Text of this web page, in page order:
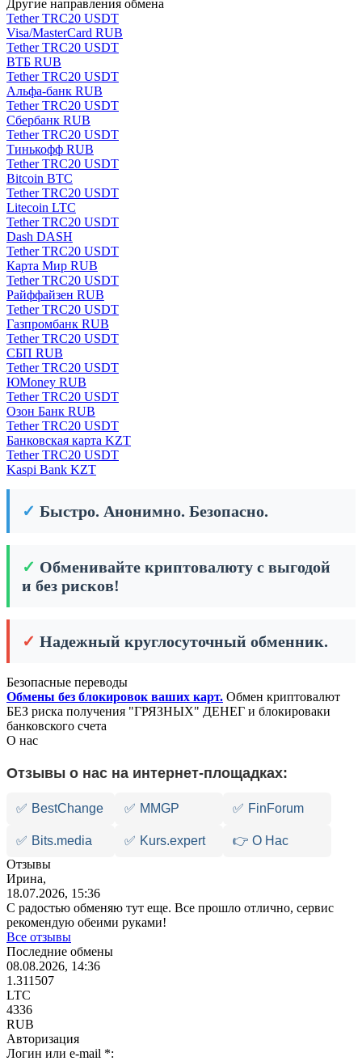
Другие направления обмена
Tether TRC20 USDT
Visa/MasterCard RUB
Tether TRC20 USDT
ВТБ RUB
Tether TRC20 USDT
Альфа-банк RUB
Tether TRC20 USDT
Сбербанк RUB
Tether TRC20 USDT
Тинькофф RUB
Tether TRC20 USDT
Bitcoin BTC
Tether TRC20 USDT
Litecoin LTC
Tether TRC20 USDT
Dash DASH
Tether TRC20 USDT
Карта Мир RUB
Tether TRC20 USDT
Райффайзен RUB
Tether TRC20 USDT
Газпромбанк RUB
Tether TRC20 USDT
СБП RUB
Tether TRC20 USDT
ЮMoney RUB
Tether TRC20 USDT
Озон Банк RUB
Tether TRC20 USDT
Банковская карта KZT
Tether TRC20 USDT
Kaspi Bank KZT
✓ Быстро. Анонимно. Безопасно.
✓ Обменивайте криптовалюту с выгодой
и без рисков!
✓ Надежный круглосуточный обменник.
Безопасные переводы
Обмены без блокировок ваших карт. Обмен криптовалют
БЕЗ риска получения "ГРЯЗНЫХ" ДЕНЕГ и блокироваки
банковского счета
О нас
Отзывы о нас на интернет-площадках:
✅ BestChange ✅ MMGP ✅ FinForum
✅ Bits.media ✅ Kurs.expert
👉 О Нас
Отзывы
Ирина,
18.07.2026, 15:36
С радостью обменяю тут еще. Все прошло отлично, сервис
рекомендую обеими руками!
Все отзывы
Последние обмены
08.08.2026, 14:36
1.311507
LTC
4336
RUB
Авторизация
Логин или e-mail *: